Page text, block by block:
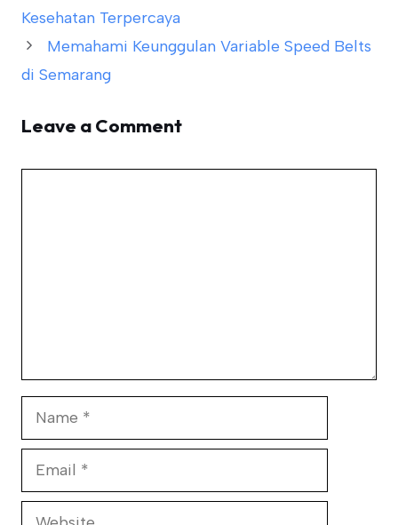
Kesehatan Terpercaya
Memahami Keunggulan Variable Speed Belts
di Semarang
Leave a Comment
Website